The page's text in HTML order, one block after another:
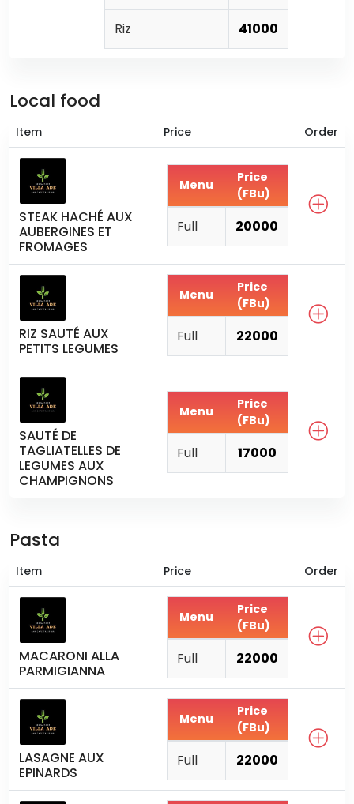
Riz 41000
Local food
Item Price Order
STEAK HACHÉ AUX
AUBERGINES ET
FROMAGES
Menu
Price
(FBu)
Full 20000
RIZ SAUTÉ AUX
PETITS LEGUMES
Menu
Price
(FBu)
Full 22000
SAUTÉ DE
TAGLIATELLES DE
LEGUMES AUX
CHAMPIGNONS
Menu
Price
(FBu)
Full 17000
Pasta
Item Price Order
MACARONI ALLA
PARMIGIANNA
Menu
Price
(FBu)
Full 22000
LASAGNE AUX
EPINARDS
Menu
Price
(FBu)
Full 22000